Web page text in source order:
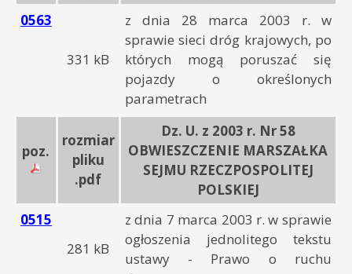
0563
331 kB
z dnia 28 marca 2003 r. w
sprawie sieci dróg krajowych, po
których mogą poruszać się
pojazdy o określonych
parametrach
poz.
rozmiar
pliku
.pdf
Dz. U. z 2003 r. Nr 58
OBWIESZCZENIE MARSZAŁKA
SEJMU RZECZPOSPOLITEJ
POLSKIEJ
0515
281 kB
z dnia 7 marca 2003 r. w sprawie
ogłoszenia jednolitego tekstu
ustawy - Prawo o ruchu